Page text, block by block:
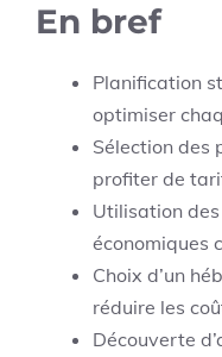
En bref
Planification
optimiser
Sélection des
profiter de
Utilisation
économiques
Choix d’un
réduire les
Découverte